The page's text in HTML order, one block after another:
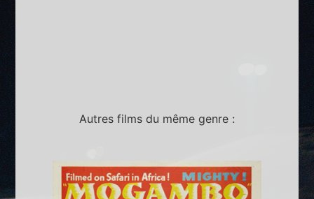
Autres films du même genre :